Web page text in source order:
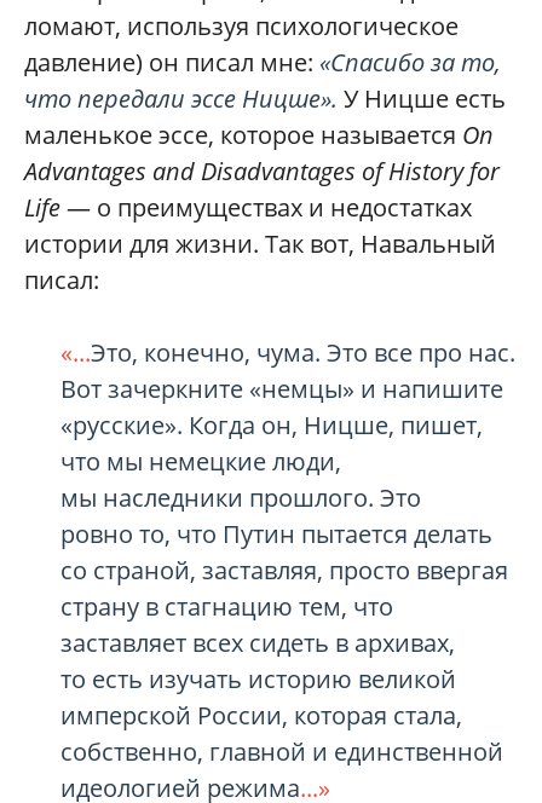
ломают, используя психологическое
давление) он писал мне: «Спасибо за то,
что передали эссе Ницше». У Ницше есть
маленькое эссе, которое называется On
Advantages and Disadvantages of History for
Life— о преимуществах и недостатках
истории для жизни. Так вот, Навальный
писал:
«...Это, конечно, чума. Это все про нас.
Вот зачеркните «немцы» и напишите
«русские». Когда он, Ницше, пишет,
что мы немецкие люди,
мы наследники прошлого. Это
ровно то, что Путин пытается делать
со страной, заставляя, просто ввергая
страну в стагнацию тем, что
заставляет всех сидеть в архивах,
то есть изучать историю великой
имперской России, которая стала,
собственно, главной и единственной
идеологией режима...»